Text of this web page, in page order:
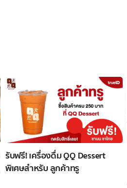
รับฟรี! เครื่องดื่ม QQ Dessert
พิเศษสำหรับ ลูกค้าทรู